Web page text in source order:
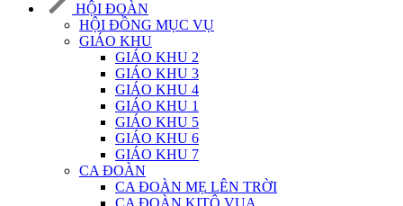
HỘI ĐOÀN
HỘI ĐỒNG MỤC VỤ
GIÁO KHU
GIÁO KHU 2
GIÁO KHU 3
GIÁO KHU 4
GIÁO KHU 1
GIÁO KHU 5
GIÁO KHU 6
GIÁO KHU 7
CA ĐOÀN
CA ĐOÀN MẸ LÊN TRỜI
CA ĐOÀN KITÔ VUA